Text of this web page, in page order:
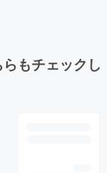
もチェックし